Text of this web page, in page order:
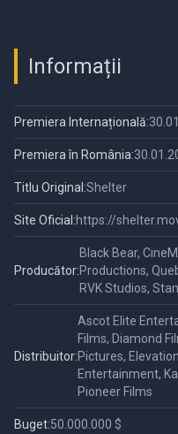
Informații
Premiera Internațională:
Premiera în România:
Titlu Original:Shelter
Site Oficial:https://
Producător:
Black Bear,
Productions,
RVK Studios,
Distribuitor:
Ascot Elite
Films, Diamond
Pictures,
Entertainment,
Pioneer Films
Buget:50.000.000 $